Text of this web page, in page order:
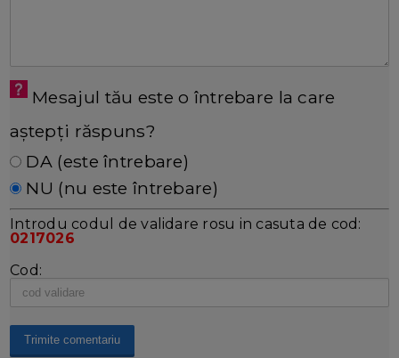
Mesajul tău este o întrebare la care
aștepți răspuns?
DA (este întrebare)
NU (nu este întrebare)
Introdu codul de validare rosu in casuta de cod:
0217026
Cod: